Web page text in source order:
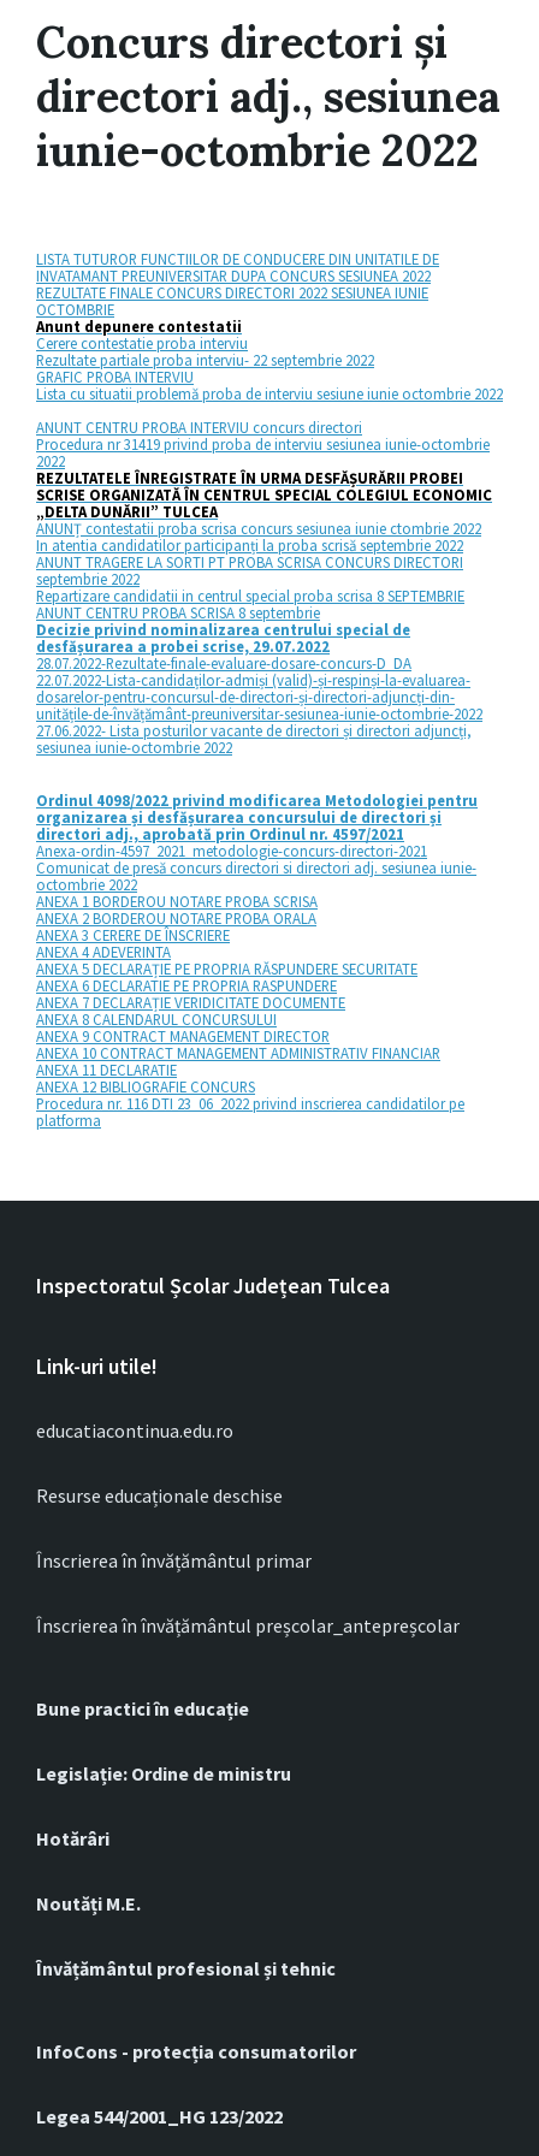
Concurs directori și
directori adj., sesiunea
iunie-octombrie 2022
LISTA TUTUROR FUNCTIILOR DE CONDUCERE DIN UNITATILE DE
INVATAMANT PREUNIVERSITAR DUPA CONCURS SESIUNEA 2022
REZULTATE FINALE CONCURS DIRECTORI 2022 SESIUNEA IUNIE
OCTOMBRIE
Anunt depunere contestatii
Cerere contestatie proba interviu
Rezultate partiale proba interviu- 22 septembrie 2022
GRAFIC PROBA INTERVIU
Lista cu situatii problemă proba de interviu sesiune iunie octombrie 2022
ANUNT CENTRU PROBA INTERVIU concurs directori
Procedura nr 31419 privind proba de interviu sesiunea iunie-octombrie
2022
REZULTATELE ÎNREGISTRATE ÎN URMA DESFĂȘURĂRII PROBEI
SCRISE ORGANIZATĂ ÎN CENTRUL SPECIAL COLEGIUL ECONOMIC
„DELTA DUNĂRII” TULCEA
ANUNȚ contestatii proba scrisa concurs sesiunea iunie ctombrie 2022
In atentia candidatilor participanți la proba scrisă septembrie 2022
ANUNT TRAGERE LA SORTI PT PROBA SCRISA CONCURS DIRECTORI
septembrie 2022
Repartizare candidatii in centrul special proba scrisa 8 SEPTEMBRIE
ANUNT CENTRU PROBA SCRISA 8 septembrie
Decizie privind nominalizarea centrului special de
desfășurarea a probei scrise, 29.07.2022
28.07.2022-Rezultate-finale-evaluare-dosare-concurs-D_DA
22.07.2022-Lista-candidaților-admiși (valid)-și-respinși-la-evaluarea-
dosarelor-pentru-concursul-de-directori-și-directori-adjuncți-din-
unitățile-de-învățământ-preuniversitar-sesiunea-iunie-octombrie-2022
27.06.2022- Lista posturilor vacante de directori și directori adjuncți,
sesiunea iunie-octombrie 2022
Ordinul 4098/2022 privind modificarea Metodologiei pentru
organizarea și desfășurarea concursului de directori și
directori adj., aprobată prin Ordinul nr. 4597/2021
Anexa-ordin-4597_2021_metodologie-concurs-directori-2021
Comunicat de presă concurs directori si directori adj. sesiunea iunie-
octombrie 2022
ANEXA 1 BORDEROU NOTARE PROBA SCRISA
ANEXA 2 BORDEROU NOTARE PROBA ORALA
ANEXA 3 CERERE DE ÎNSCRIERE
ANEXA 4 ADEVERINTA
ANEXA 5 DECLARAȚIE PE PROPRIA RĂSPUNDERE SECURITATE
ANEXA 6 DECLARATIE PE PROPRIA RASPUNDERE
ANEXA 7 DECLARAȚIE VERIDICITATE DOCUMENTE
ANEXA 8 CALENDARUL CONCURSULUI
ANEXA 9 CONTRACT MANAGEMENT DIRECTOR
ANEXA 10 CONTRACT MANAGEMENT ADMINISTRATIV FINANCIAR
ANEXA 11 DECLARATIE
ANEXA 12 BIBLIOGRAFIE CONCURS
Procedura nr. 116 DTI 23_06_2022 privind inscrierea candidatilor pe
platforma
Inspectoratul Școlar Județean Tulcea
Link-uri utile!
educatiacontinua.edu.ro
Resurse educaționale deschise
Înscrierea în învățământul primar
Înscrierea în învățământul preșcolar_antepreșcolar
Bune practici în educație
Legislație: Ordine de ministru
Hotărâri
Noutăți M.E.
Învățământul profesional și tehnic
InfoCons - protecția consumatorilor
Legea 544/2001_HG 123/2022